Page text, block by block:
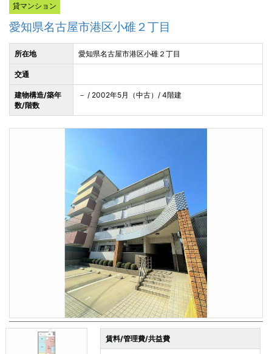
貸マンション
愛知県名古屋市港区小碓２丁目
所在地 愛知県名古屋市港区小碓２丁目
交通
建物構造/築年
数/階数
－ / 2002年5月（中古）/ 4階建
賃料/管理費/共益費